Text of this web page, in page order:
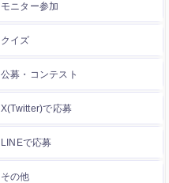
モニター参加
クイズ
公募・コンテスト
X(Twitter)で応募
LINEで応募
その他